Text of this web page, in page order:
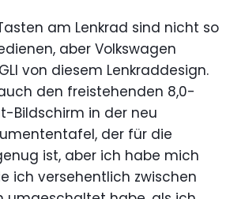
am Lenkrad sind nicht so
aber Volkswagen
von diesem Lenkraddesign.
den freistehenden 8,0-
Bildschirm in der neu
der für die
ist, aber ich habe mich
ich versehentlich zwischen